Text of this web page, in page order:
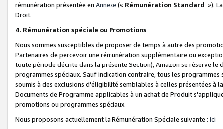
rémunération présentée en Annexe (« Rémunération Standard »).
Droit.
4. Rémunération spéciale ou Promotions
Nous sommes susceptibles de proposer de temps à autre des
Partenaires de percevoir une rémunération supplémentaire ou
toute période décrite dans la présente Section), Amazon se réserve
programmes spéciaux. Sauf indication contraire, tous les
soumis à des exclusions d'éligibilité semblables à celles présentées à
Documents de Programme applicables à un achat de Produit
promotions ou programmes spéciaux.
Nous proposons actuellement la Rémunération Spéciale suivante : ici